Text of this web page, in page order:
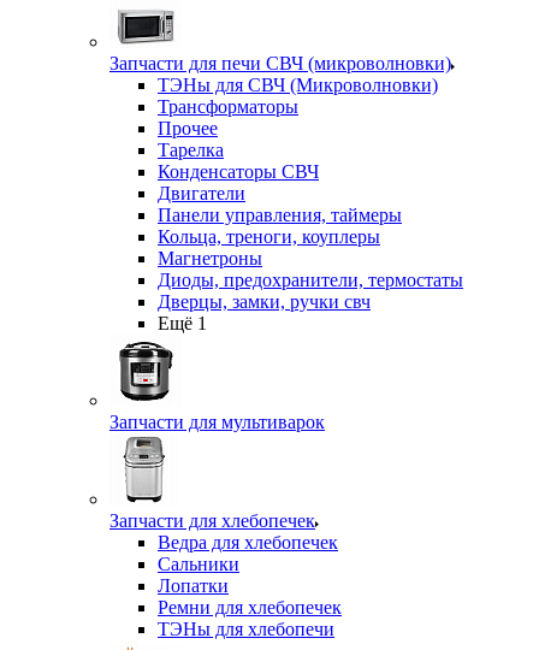
Запчасти для печи СВЧ (микроволновки)
ТЭНы для СВЧ (Микроволновки)
Трансформаторы
Прочее
Тарелка
Конденсаторы СВЧ
Двигатели
Панели управления, таймеры
Кольца, треноги, коуплеры
Магнетроны
Диоды, предохранители, термостаты
Дверцы, замки, ручки свч
Ещё 1
Запчасти для мультиварок
Запчасти для хлебопечек
Ведра для хлебопечек
Сальники
Лопатки
Ремни для хлебопечек
ТЭНы для хлебопечи